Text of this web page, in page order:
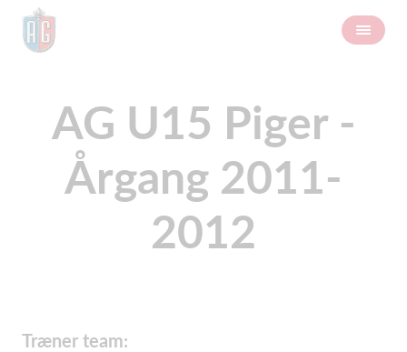
AG U15 Piger -
Årgang 2011-
2012
Træner team: